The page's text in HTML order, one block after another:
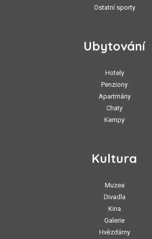
Ostatní sporty
Ubytování
Hotely
Penziony
Apartmány
Chaty
Kempy
Kultura
Muzea
Divadla
Kina
Galerie
Hvězdárny